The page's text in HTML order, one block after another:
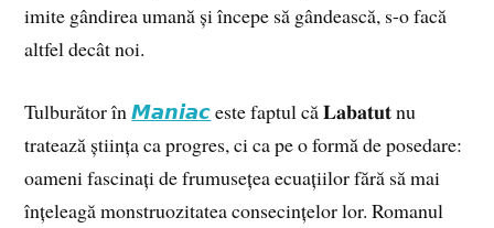
imite gândirea umană și începe să gândească, s-o facă
altfel decât noi.
Tulburător în𝙈𝙖𝙣𝙞𝙖𝙘este faptul că 𝐋𝐚𝐛𝐚𝐭𝐮𝐭 nu
tratează știința ca progres, ci ca pe o formă de posedare:
oameni fascinați de frumusețea ecuațiilor fără să mai
înțeleagă monstruozitatea consecințelor lor. Romanul